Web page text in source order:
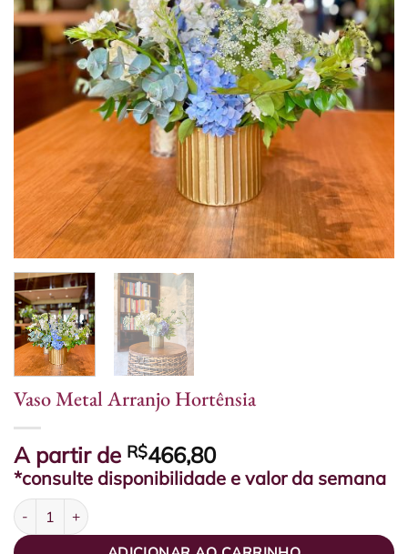
Vaso Metal Arranjo Hortênsia
A partir de R$466,80
*consulte disponibilidade e valor da semana
Vaso Metal Arranjo Hortênsia quantidade